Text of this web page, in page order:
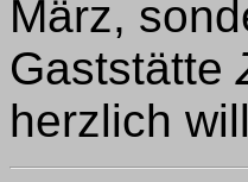
März,
Gaststätte
herzlich